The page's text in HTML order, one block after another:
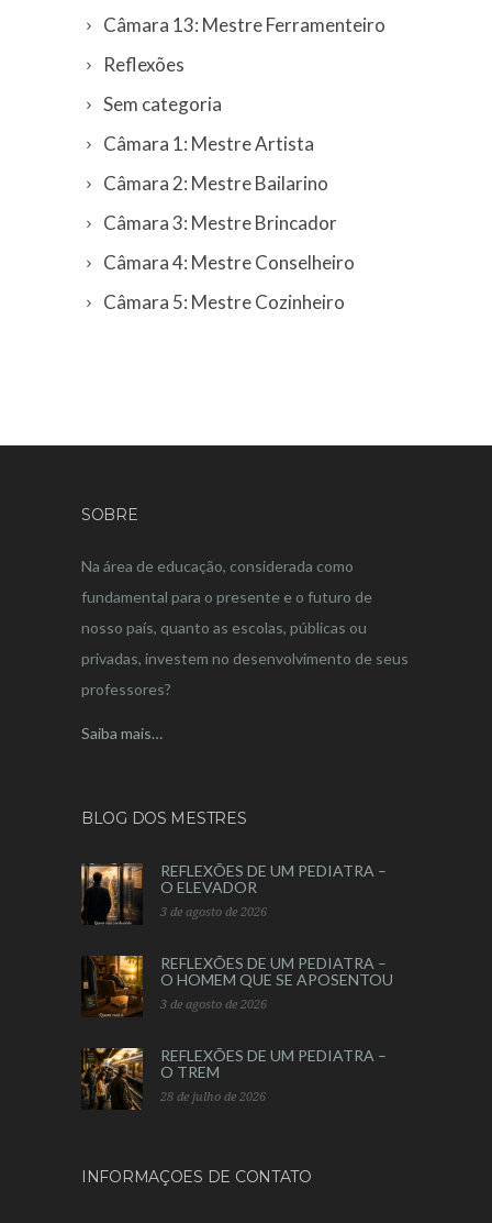
Câmara 13: Mestre Ferramenteiro
Reflexões
Sem categoria
Câmara 1: Mestre Artista
Câmara 2: Mestre Bailarino
Câmara 3: Mestre Brincador
Câmara 4: Mestre Conselheiro
Câmara 5: Mestre Cozinheiro
SOBRE
Na área de educação, considerada como
fundamental para o presente e o futuro de
nosso país, quanto as escolas, públicas ou
privadas, investem no desenvolvimento de seus
professores?
Saiba mais…
BLOG DOS MESTRES
REFLEXÕES DE UM PEDIATRA –
O ELEVADOR
3 de agosto de 2026
REFLEXÕES DE UM PEDIATRA –
O HOMEM QUE SE APOSENTOU
3 de agosto de 2026
REFLEXÕES DE UM PEDIATRA –
O TREM
28 de julho de 2026
INFORMAÇOES DE CONTATO